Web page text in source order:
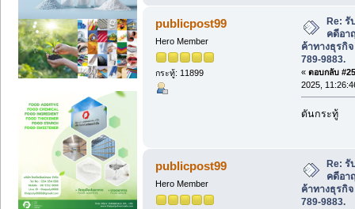
publicpost99
Hero Member
กระทู้: 11899
Re: รั
คดีอา
ค้าทางธุรกิ
789-9883.
« ตอบกลับ
2025,
ดันกระทู้
publicpost99
Hero Member
Re: รั
คดีอา
ค้าทางธุรกิ
789-9883.